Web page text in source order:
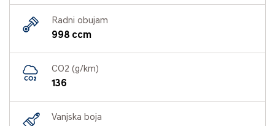
Radni obujam
998 ccm
CO2 (g/km)
136
Vanjska boja